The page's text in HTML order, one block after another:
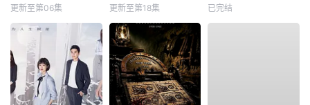
更新至第06集 更新至第18集 已完结